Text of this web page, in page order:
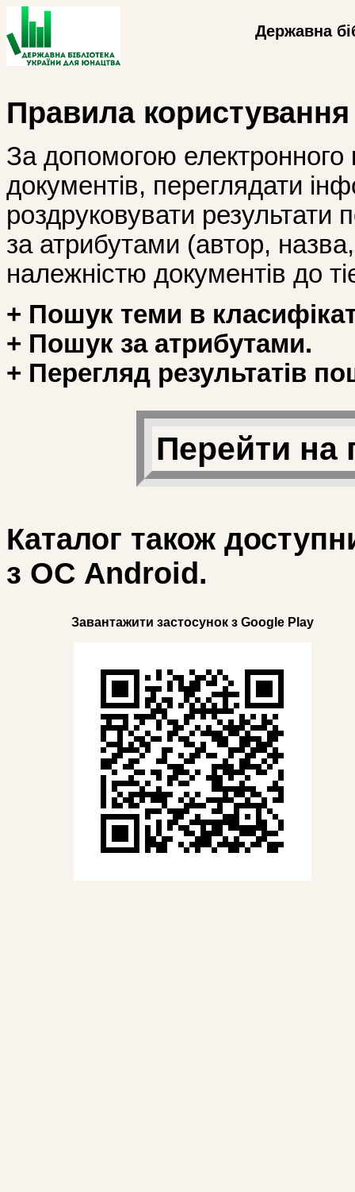
Державна
Правила
За допомогою
документів, переглядати
роздруковувати
за атрибутами (автор, назва,
належністю документів до
+ Пошук теми в
+ Пошук за атрибутами.
+ Перегляд результатів
Перейти на
Каталог також
з ОС Android.
Завантажити застосунок з Google Play